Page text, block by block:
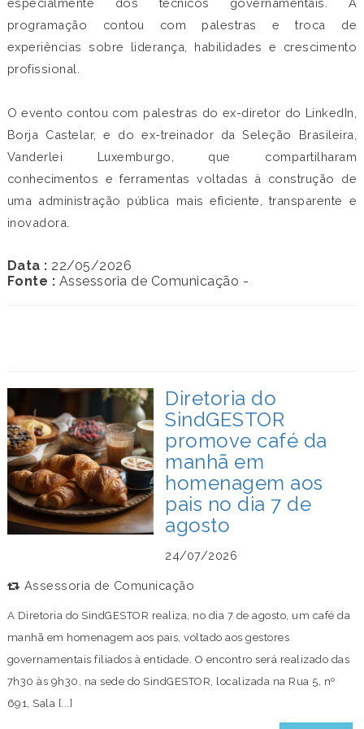
especialmente dos técnicos governamentais. A
programação contou com palestras e troca de
experiências sobre liderança, habilidades e crescimento
profissional.
O evento contou com palestras do ex-diretor do LinkedIn,
Borja Castelar, e do ex-treinador da Seleção Brasileira,
Vanderlei Luxemburgo, que compartilharam
conhecimentos e ferramentas voltadas à construção de
uma administração pública mais eficiente, transparente e
inovadora.
Data : 22/05/2026
Fonte : Assessoria de Comunicação -
Diretoria do
SindGESTOR
promove café da
manhã em
homenagem aos
pais no dia 7 de
agosto
24/07/2026
Assessoria de Comunicação
A Diretoria do SindGESTOR realiza, no dia 7 de agosto, um café da
manhã em homenagem aos pais, voltado aos gestores
governamentais filiados à entidade. O encontro será realizado das
7h30 às 9h30, na sede do SindGESTOR, localizada na Rua 5, nº
691, Sala [...]